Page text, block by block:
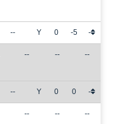
-- Y 0 -5 -
-- -- --
-- Y 0 0 -
-- -- --